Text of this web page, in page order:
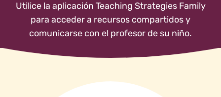
Utilice la aplicación Teaching Strategies Family
para acceder a recursos compartidos y
comunicarse con el profesor de su niño.